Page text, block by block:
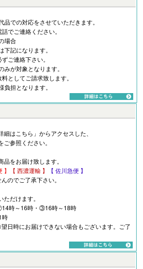
での対応をさせていただきます。
でご連絡ください。
場合
記になります。
ご連絡下さい。
みが対象となります。
としてご請求致します。
負担となります。
細はこちら」からアクセスした、
ご参照ください。
をお届け致します。
】 【 西濃運輸 】
【 佐川急便 】
のでご了承下さい。
だけます。
時～16時・③16時～18時
時
日時にお届けできない場合もございます。ご了